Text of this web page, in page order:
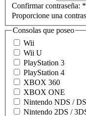
Confirmar contraseña: *
Proporcione una
Consolas que poseo
Wii
Wii U
PlayStation 3
PlayStation 4
XBOX 360
XBOX ONE
Nintendo NDS /
Nintendo 2DS /